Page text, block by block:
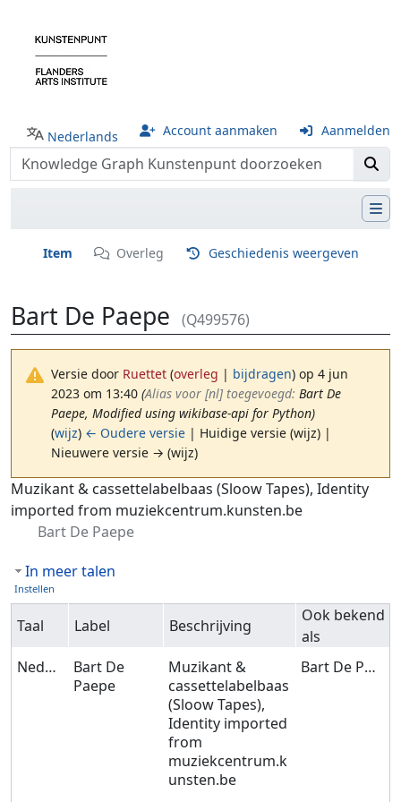
Nederlands Account aanmaken Aanmelden
Item Overleg Geschiedenis weergeven
Bart De Paepe (Q499576)
Versie door Ruettet (overleg | bijdragen) op 4 jun
2023 om 13:40 (‎Alias voor [nl] toegevoegd: Bart De
Paepe, Modified using wikibase-api for Python)
(wijz) ← Oudere versie | Huidige versie (wijz) |
Nieuwere versie → (wijz)
Ga naar:navigatie,zoeken
Muzikant & cassettelabelbaas (Sloow Tapes), Identity
imported from muziekcentrum.kunsten.be
Bart De Paepe
In meer talen
Instellen
Taal Label Beschrijving
Ook bekend
als
Nederlands
Bart De
Paepe
Muzikant &
cassettelabelbaas
(Sloow Tapes),
Identity imported
from
muziekcentrum.k
unsten.be
Bart De Paepe